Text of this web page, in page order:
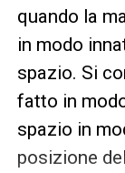
quando la
in modo
spazio. Si
fatto in
spazio in
posizione